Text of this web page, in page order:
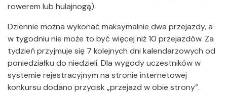
rowerem lub hulajnogą).
Dziennie można wykonać maksymalnie dwa przejazdy, a
w tygodniu nie może to być więcej niż 10 przejazdów. Za
tydzień przyjmuje się 7 kolejnych dni kalendarzowych od
poniedziałku do niedzieli. Dla wygody uczestników w
systemie rejestracyjnym na stronie internetowej
konkursu dodano przycisk „przejazd w obie strony”.